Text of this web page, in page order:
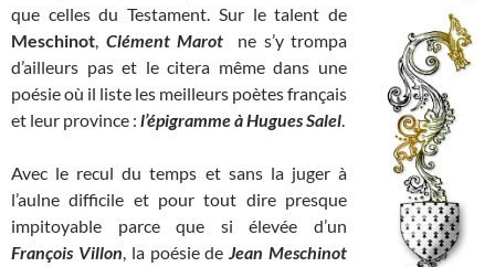
que celles du Testament. Sur le talent de
Meschinot, Clément Marot
ne s’y trompa
d’ailleurs pas et le citera même dans une
poésie où il liste les meilleurs poètes français
et leur province : l’épigramme à Hugues Salel.
Avec le recul du temps et sans la juger à
l’aulne difficile et pour tout dire presque
impitoyable parce que si élevée d’un
François Villon, la poésie deJean Meschinot